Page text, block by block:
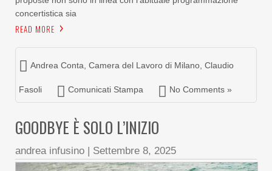
concertistica sia
READ MORE
Andrea Conta Camera del Lavoro di Milano Claudio
Fasoli Comunicati Stampa No Comments »
GOODBYE È SOLO L’INIZIO
andrea infusino | Settembre 8, 2025